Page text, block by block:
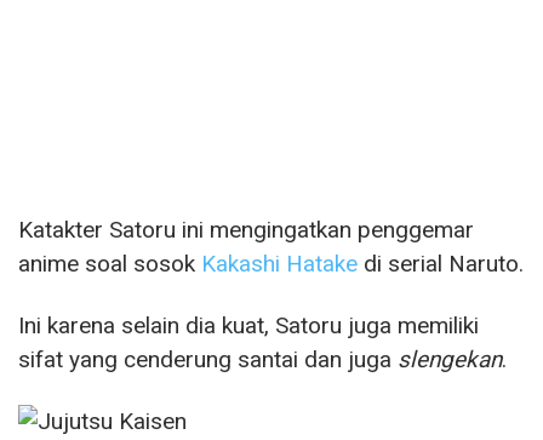
Katakter Satoru ini mengingatkan penggemar
anime soal sosok Kakashi Hatake di serial Naruto.
Ini karena selain dia kuat, Satoru juga memiliki
sifat yang cenderung santai dan juga slengekan.